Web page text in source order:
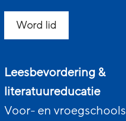
Word lid
Leesbevordering &
literatuureducatie
Voor- en vroegschools